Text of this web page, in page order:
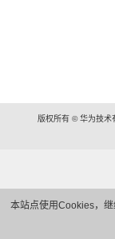
本站点使用Cookies，
版权所有 © 华为技